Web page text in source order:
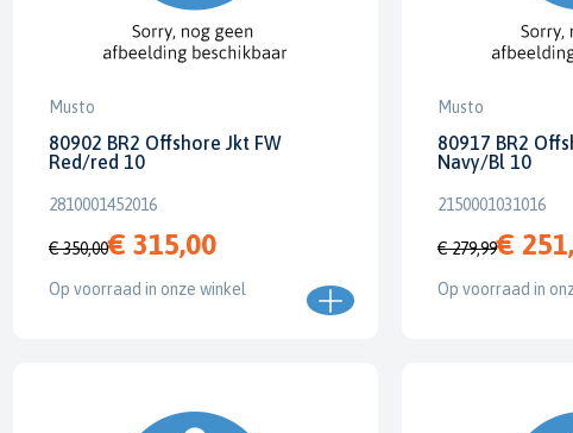
Musto
80902 BR2 Offshore Jkt FW
Red/red 10
2810001452016
€ 350,00€ 315,00
Op voorraad in onze winkel
Musto
80917 BR2
Navy/Bl 10
2150001031016
€ 279,99€
Op voorraad in